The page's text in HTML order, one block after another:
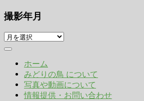
撮影年月
撮
影
ホーム
みどりの鳥 について
写真や動画について
情報提供・お問い合わせ